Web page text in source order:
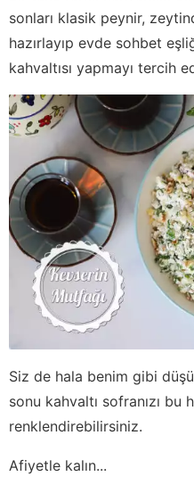
sonları klasik peynir,
hazırlayıp evde sohbet
kahvaltısı yapmayı tercih
Siz de hala benim gibi
sonu kahvaltı sofranızı bu
renklendirebilirsiniz.
Afiyetle kalın...